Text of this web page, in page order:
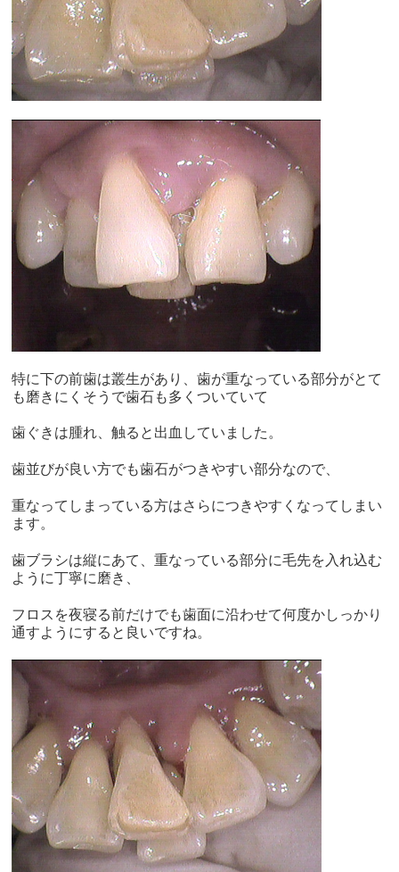
特に下の前歯は叢生があり、歯が重なっている部分がとて
も磨きにくそうで歯石も多くついていて
歯ぐきは腫れ、触ると出血していました。
歯並びが良い方でも歯石がつきやすい部分なので、
重なってしまっている方はさらにつきやすくなってしまい
ます。
歯ブラシは縦にあて、重なっている部分に毛先を入れ込む
ように丁寧に磨き、
フロスを夜寝る前だけでも歯面に沿わせて何度かしっかり
通すよう にすると良いですね。